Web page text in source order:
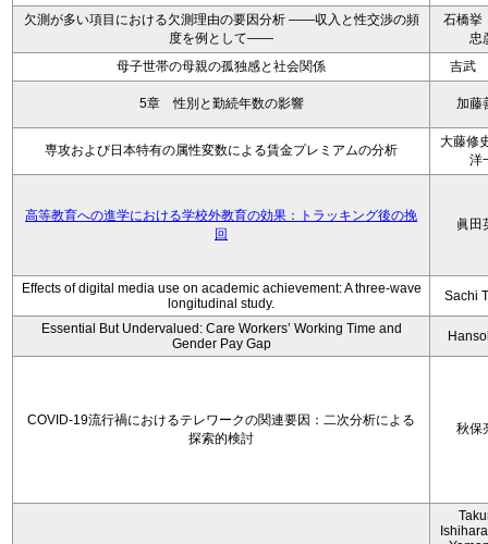
欠測が多い項目における欠測理由の要因分析 ——収入と性交渉の頻
度を例として——
石橋挙
忠
母子世帯の母親の孤独感と社会関係
吉武
5章 性別と勤続年数の影響 加藤
専攻および日本特有の属性変数による賃金プレミアムの分析
大藤修
洋
高等教育への進学における学校外教育の効果：トラッキング後の挽
回
眞田
Effects of digital media use on academic achievement: A three-wave
longitudinal study.
Sachi
Essential But Undervalued: Care Workers’ Working Time and
Gender Pay Gap
COVID-19流行禍におけるテレワークの関連要因：二次分析による
探索的検討
秋保